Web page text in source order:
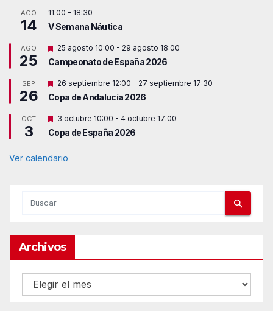
AGO
14
11:00 - 18:30
V Semana Náutica
AGO
25
D
s
a
c
d
25 agosto 10:00 - 29 agosto 18:00
Campeonato de España 2026
SEP
26
D
s
a
c
o
26 septiembre 12:00 - 27 septiembre 17:30
Copa de Andalucía 2026
OCT
3
D
s
a
3 octubre 10:00 - 4 octubre 17:00
Copa de España 2026
Ver calendario
Archivos
Archivos